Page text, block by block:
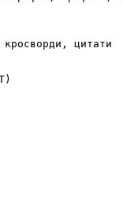
цитати